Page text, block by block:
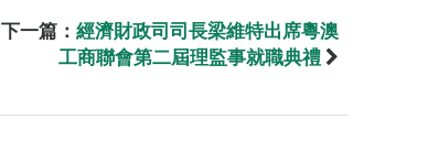
下一篇： 經濟財政司司長梁維特出席粵澳
工商聯會第二屆理監事就職典禮